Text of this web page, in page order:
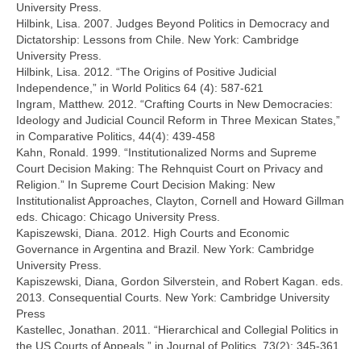
University Press.
Hilbink, Lisa. 2007. Judges Beyond Politics in Democracy and
Dictatorship: Lessons from Chile. New York: Cambridge
University Press.
Hilbink, Lisa. 2012. “The Origins of Positive Judicial
Independence,” in World Politics 64 (4): 587-621
Ingram, Matthew. 2012. “Crafting Courts in New Democracies:
Ideology and Judicial Council Reform in Three Mexican States,”
in Comparative Politics, 44(4): 439-458
Kahn, Ronald. 1999. “Institutionalized Norms and Supreme
Court Decision Making: The Rehnquist Court on Privacy and
Religion.” In Supreme Court Decision Making: New
Institutionalist Approaches, Clayton, Cornell and Howard Gillman
eds. Chicago: Chicago University Press.
Kapiszewski, Diana. 2012. High Courts and Economic
Governance in Argentina and Brazil. New York: Cambridge
University Press.
Kapiszewski, Diana, Gordon Silverstein, and Robert Kagan. eds.
2013. Consequential Courts. New York: Cambridge University
Press
Kastellec, Jonathan. 2011. “Hierarchical and Collegial Politics in
the US Courts of Appeals,” in Journal of Politics, 73(2): 345-361